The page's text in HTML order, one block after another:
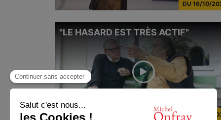
DU 16/10/
"LE HASARD EST TRÈS ACTIF"
DU 12/08/